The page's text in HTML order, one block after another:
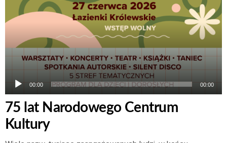
00:00 00:00
75 lat Narodowego Centrum
Kultury